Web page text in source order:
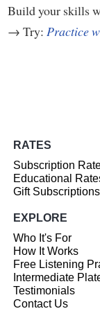
Build your skills
→ Try: Practice
RATES
Subscription
Educational
Gift Subscriptions
EXPLORE
Who It's For
How It Works
Free Listening
Intermediate
Testimonials
Contact Us